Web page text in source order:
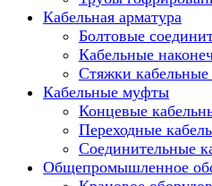
Кабельная арматура
Болтовые
Кабельные
Стяжки кабельные
Кабельные муфты
Концевые
Переходные
Соединительные
Общепромышленное